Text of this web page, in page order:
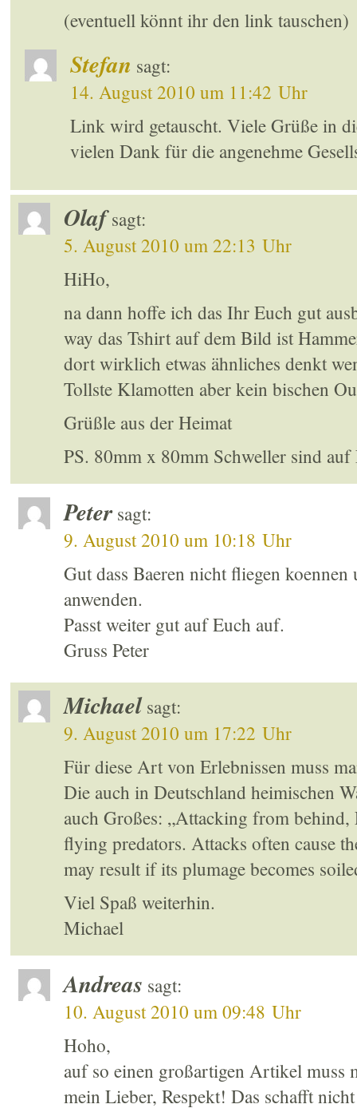
(eventuell könnt ihr den link tauschen)
Stefan sagt:
14. August 2010 um 11:42 Uhr
Link wird getauscht. Viele Grüße in
vielen Dank für die angenehme
Olaf sagt:
5. August 2010 um 22:13 Uhr
HiHo,
na dann hoffe ich das Ihr Euch gut
way das Tshirt auf dem Bild ist
dort wirklich etwas ähnliches denkt
Tollste Klamotten aber kein bischen
Grüßle aus der Heimat
PS. 80mm x 80mm Schweller sind
Peter sagt:
9. August 2010 um 10:18 Uhr
Gut dass Baeren nicht fliegen
anwenden.
Passt weiter gut auf Euch auf.
Gruss Peter
Michael sagt:
9. August 2010 um 17:22 Uhr
Für diese Art von Erlebnissen muss
Die auch in Deutschland heimischen
auch Großes: „Attacking from behind,
flying predators. Attacks often cause
may result if its plumage becomes
Viel Spaß weiterhin.
Michael
Andreas sagt:
10. August 2010 um 09:48 Uhr
Hoho,
auf so einen großartigen Artikel muss
mein Lieber, Respekt! Das schafft